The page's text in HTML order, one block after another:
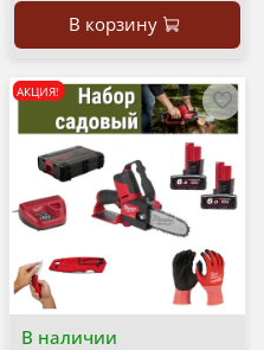
В корзину
В наличии
АКЦИЯ!